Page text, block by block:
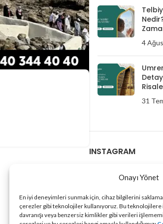
Onayı Yönet
En iyi deneyimleri sunmak için, cihaz bilgilerini
çerezler gibi teknolojiler kullanıyoruz. Bu
davranışı veya benzersiz kimlikler gibi verileri
4
31
INSTAGRAM